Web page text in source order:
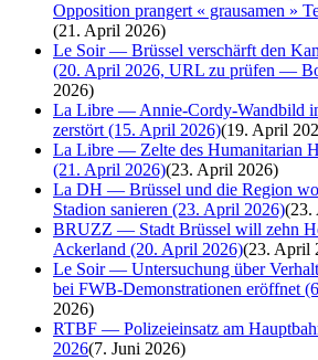
Opposition prangert « grausamen »
(21. April 2026)
Le Soir — Brüssel verschärft den
(20. April 2026, URL zu prüfen —
2026)
La Libre — Annie-Cordy-Wandbild
zerstört (15. April 2026)(19. April
La Libre — Zelte des Humanitarian
(21. April 2026)(23. April 2026)
La DH — Brüssel und die Region
Stadion sanieren (23. April 2026)(23.
BRUZZ — Stadt Brüssel will zehn
Ackerland (20. April 2026)(23. April
Le Soir — Untersuchung über
bei FWB-Demonstrationen eröffnet
2026)
RTBF — Polizeieinsatz am
2026(7. Juni 2026)